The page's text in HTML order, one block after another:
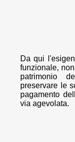
Da qui
funzionale,
patrimonio
preservare le
pagamento
via agevolata.